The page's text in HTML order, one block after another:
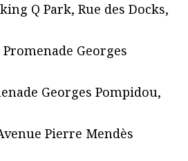
Q Park, Rue des Docks,
Promenade Georges
Georges Pompidou,
Pierre Mendès